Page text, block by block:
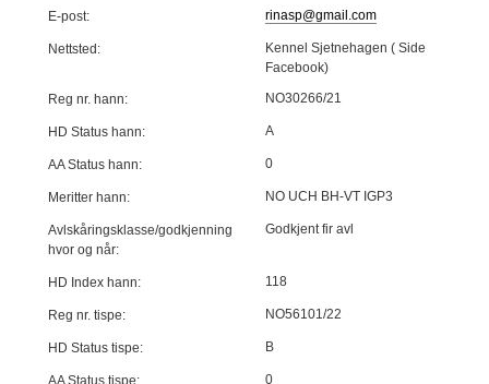
E-post: rinasp@gmail.com
Nettsted:
Kennel Sjetnehagen ( Side
Facebook)
Reg nr. hann: NO30266/21
HD Status hann: A
AA Status hann: 0
Meritter hann: NO UCH BH-VT IGP3
Avlskåringsklasse/godkjenning
hvor og når:
Godkjent fir avl
HD Index hann: 118
Reg nr. tispe: NO56101/22
HD Status tispe: B
AA Status tispe: 0